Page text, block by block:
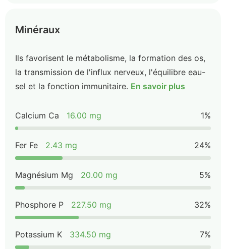
Minéraux
Ils favorisent le métabolisme, la formation des os,
la transmission de l'influx nerveux, l'équilibre eau-
sel et la fonction immunitaire. En savoir plus
Calcium Ca 16.00 mg 1%
Fer Fe 2.43 mg 24%
Magnésium Mg 20.00 mg 5%
Phosphore P 227.50 mg 32%
Potassium K 334.50 mg 7%